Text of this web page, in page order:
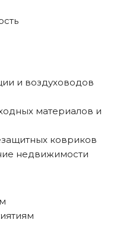
и воздуховодов
материалов и
ковриков
недвижимости